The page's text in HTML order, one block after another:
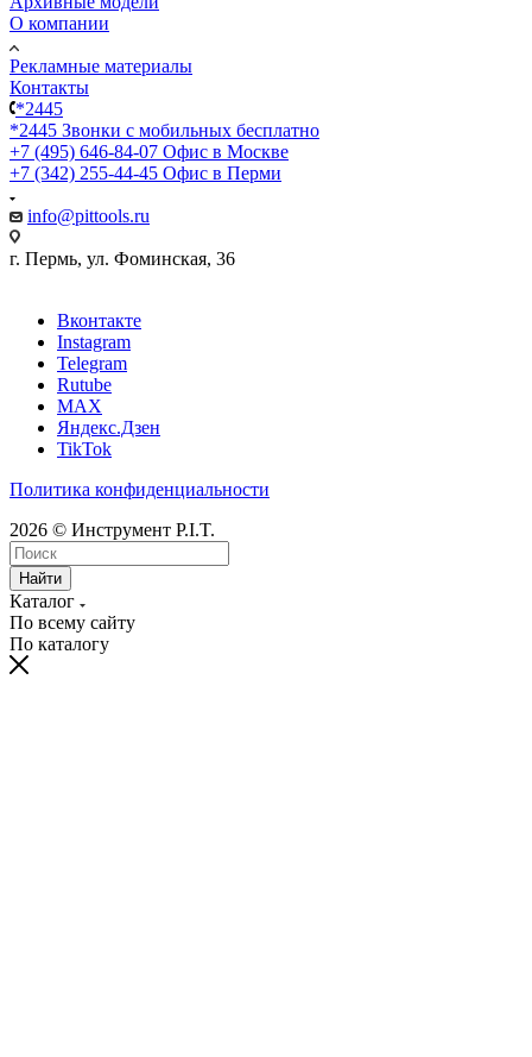
О компании
Рекламные материалы
Контакты
*2445
*2445 Звонки с мобильных бесплатно
+7 (495) 646-84-07 Офис в Москве
+7 (342) 255-44-45 Офис в Перми
info@pittools.ru
г. Пермь, ул. Фоминская, 36
Вконтакте
Instagram
Telegram
Rutube
MAX
Яндекс.Дзен
TikTok
Политика конфиденциальности
2026 © Инструмент P.I.T.
Найти
Каталог
По всему сайту
По каталогу